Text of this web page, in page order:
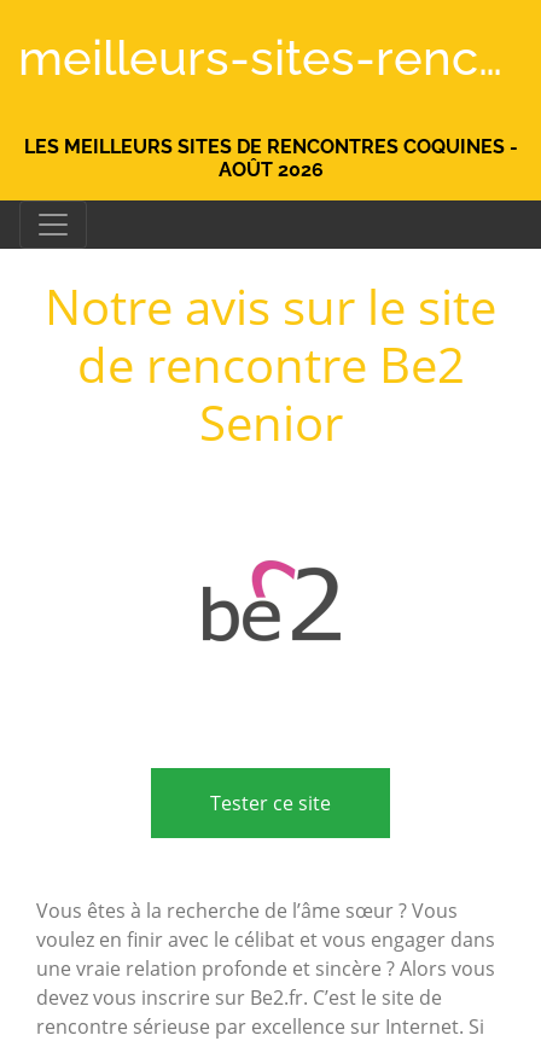
meilleurs-sites-rencontre.fr
LES MEILLEURS SITES DE RENCONTRES COQUINES -
AOÛT 2026
Notre avis sur le site
de rencontre Be2
Senior
Tester ce site
Vous êtes à la recherche de l’âme sœur ? Vous
voulez en finir avec le célibat et vous engager dans
une vraie relation profonde et sincère ? Alors vous
devez vous inscrire sur Be2.fr. C’est le site de
rencontre sérieuse par excellence sur Internet. Si